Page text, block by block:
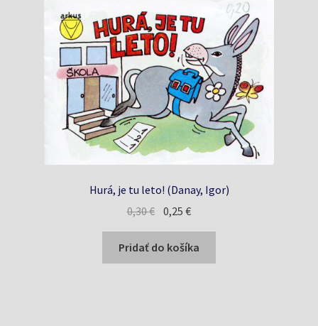
Hurá, je tu leto! (Danay, Igor)
0,30€ Pôvodná
cena
bola:
0,30 €.
0,25€Aktuálna
cena
je:
0,25 €.
Pridať do košíka